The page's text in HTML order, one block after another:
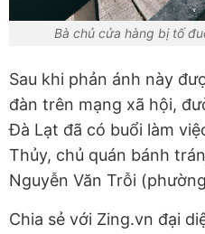
Bà chủ cửa hàng bị tố
Sau khi phản ánh này
đàn trên mạng xã hội,
Đà Lạt đã có buổi làm
Thủy, chủ quán bánh
Nguyễn Văn Trỗi
Chia sẻ với Zing.vn đại